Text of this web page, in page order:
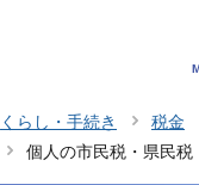
くらし・手続き
税金
個人の市民税・県民税